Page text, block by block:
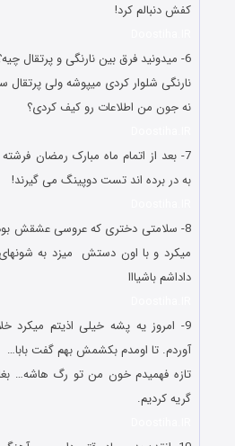
ﮐﻔﺶ ﺩﻧﺒﺎﻟﻢ ﮐﺮﺩ!
6- میدونید فرق بین نارنگی و پرتقال چیه؟
نارنگی شلوار کردی میپوشه ولی پرتقال
نه جون من اطلاعات رو کیف کردی؟
7- بعد از اتمام ماه مبارک رمضان
به در برده اند تست دوپینگ می گیرند!
8- سلامتی دختری که عروسی عشقش
میکرد و با اون دستش میزد به
داداشم باشیااا
9- امروز یه پشه خیلی اذیتم میکرد
آوردم. تا اومدم بکشمش بهم گفت بابا…
تازه فهمیدم خون من تو رگ هاشه…
گریه کردیم.